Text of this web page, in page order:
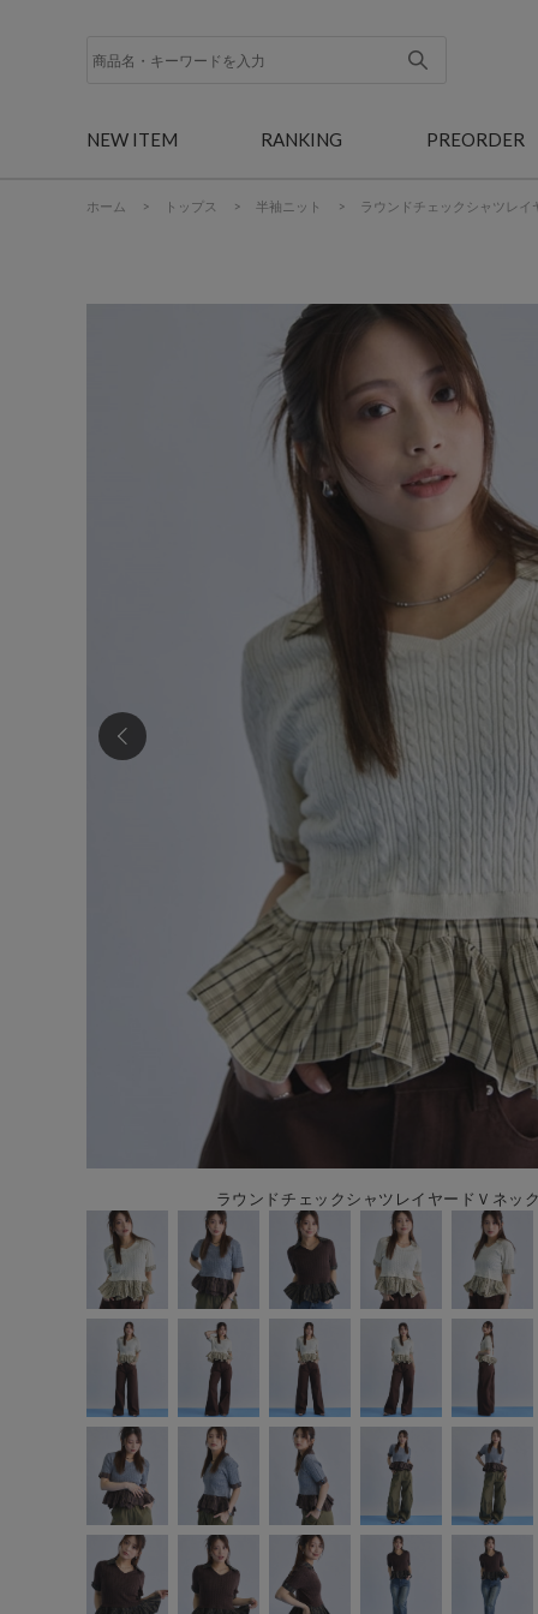
NEW ITEM RANKING PREORDER
ホーム > トップス > 半袖ニット > ラウンドチェックシャツレ
ラウンドチェックシャツレイヤードＶネッ